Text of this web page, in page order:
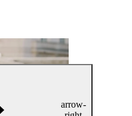
arrow-